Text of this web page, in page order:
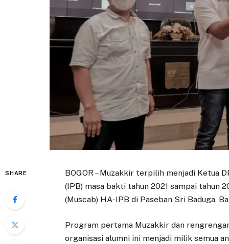
SHARE
BOGOR – Muzakkir terpilih menjadi Ketua
(IPB) masa bakti tahun 2021 sampai tahun
(Muscab) HA-IPB di Paseban Sri Baduga,
Program pertama Muzakkir dan
organisasi alumni ini menjadi milik semua